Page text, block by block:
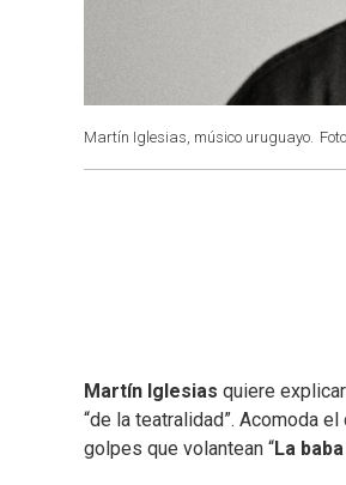
Martín Iglesias, músico uruguayo.
Martín Iglesias quiere
“de la teatralidad”. Acomoda
golpes que volantean “La